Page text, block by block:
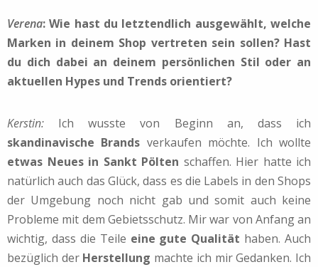
Verena: Wie hast du letztendlich ausgewählt, welche
Marken in deinem Shop vertreten sein sollen? Hast
du dich dabei an deinem persönlichen Stil oder an
aktuellen Hypes und Trends orientiert?
Kerstin: Ich wusste von Beginn an, dass ich
skandinavische Brands verkaufen möchte. Ich wollte
etwas Neues in Sankt Pölten schaffen. Hier hatte ich
natürlich auch das Glück, dass es die Labels in den Shops
der Umgebung noch nicht gab und somit auch keine
Probleme mit dem Gebietsschutz. Mir war von Anfang an
wichtig, dass die Teile eine gute Qualität haben. Auch
bezüglich der Herstellung machte ich mir Gedanken. Ich